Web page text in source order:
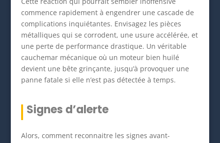
commence rapidement à engendrer une cascade de
complications inquiétantes. Envisagez les pièces
métalliques qui se corrodent, une usure accélérée, et
une perte de performance drastique. Un véritable
cauchemar mécanique où un moteur bien huilé
devient une bête grinçante, jusqu’à provoquer une
panne fatale si elle n’est pas détectée à temps.
Signes d’alerte
Alors, comment reconnaitre les signes avant-